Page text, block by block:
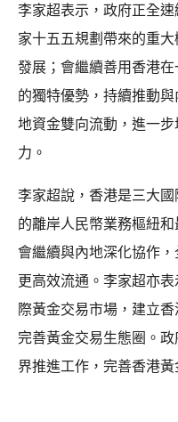
李家超表示，政府正全
家十五五規劃帶來的重
發展；會繼續善用香港
的獨特優勢，持續推動
地資金雙向流動，進一
力。
李家超說，香港是三大
的離岸人民幣業務樞紐
會繼續與內地深化協作
更高效流通。李家超亦
際黃金交易市場，建立
完善黃金交易生態圈。
界推進工作，完善香港